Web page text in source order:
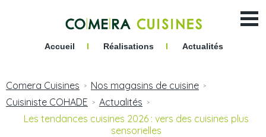
Accueil I Réalisations I Actualités
Comera Cuisines > Nos magasins de cuisine >
Cuisiniste COHADE > Actualités >
Les tendances cuisines 2026 : vers des cuisines plus
sensorielles